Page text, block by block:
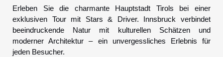
Erleben Sie die charmante Hauptstadt Tirols bei einer
exklusiven Tour mit Stars & Driver. Innsbruck verbindet
beeindruckende Natur mit kulturellen Schätzen und
moderner Architektur – ein unvergessliches Erlebnis für
jeden Besucher.